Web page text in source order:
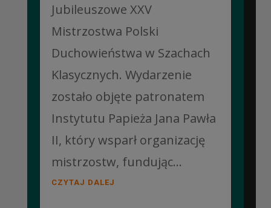
Jubileuszowe XXV
Mistrzostwa Polski
Duchowieństwa w Szachach
Klasycznych. Wydarzenie
zostało objęte patronatem
Instytutu Papieża Jana Pawła
II, który wsparł organizację
mistrzostw, fundując...
CZYTAJ DALEJ